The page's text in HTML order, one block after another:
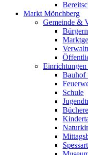
Markt Mönchberg
Gemeinde &
Bauhof
Schule